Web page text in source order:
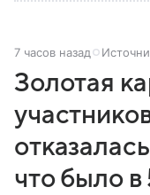
7 часов назад
Золотая
что было